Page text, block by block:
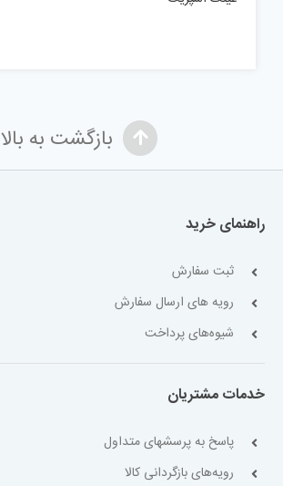
بازگشت به بالا
راهنمای خرید
ثبت سفارش
رویه های ارسال سفارش
شیوه‌های پرداخت
خدمات مشتریان
پاسخ به پرسشهای متداول
رویه‌های بازگردانی کالا